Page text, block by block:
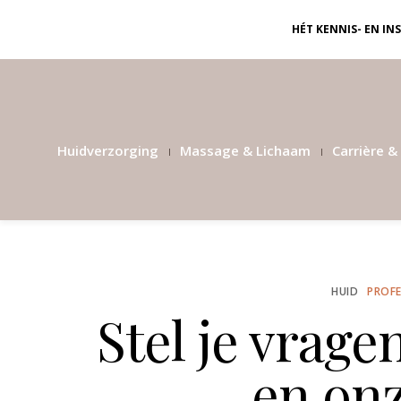
HÉT KENNIS- EN
Huidverzorging Massage & Lichaam Carrière
HUID
Stel je